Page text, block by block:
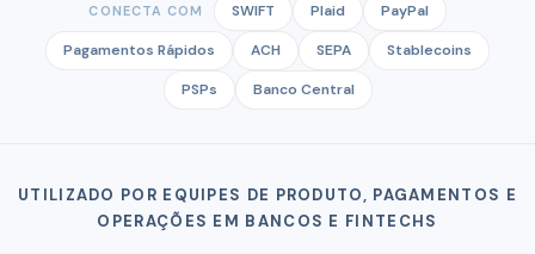
CONECTA COM SWIFT Plaid PayPal
Pagamentos Rápidos ACH SEPA Stablecoins
PSPs Banco Central
UTILIZADO POR EQUIPES DE PRODUTO, PAGAMENTOS E
OPERAÇÕES EM BANCOS E FINTECHS